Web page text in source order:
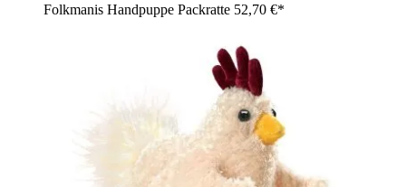
Folkmanis Handpuppe Packratte 52,70 €*